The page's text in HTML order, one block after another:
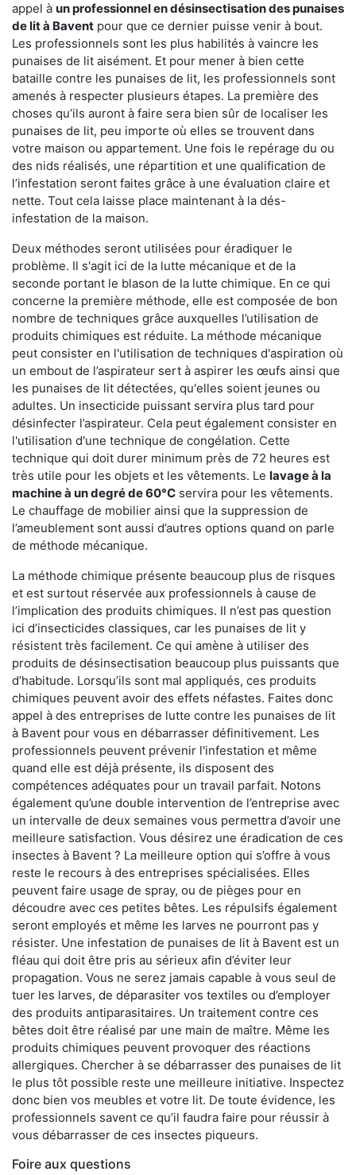
appel à un professionnel en désinsectisation des punaises
de lit à Bavent pour que ce dernier puisse venir à bout.
Les professionnels sont les plus habilités à vaincre les
punaises de lit aisément. Et pour mener à bien cette
bataille contre les punaises de lit, les professionnels sont
amenés à respecter plusieurs étapes. La première des
choses qu’ils auront à faire sera bien sûr de localiser les
punaises de lit, peu importe où elles se trouvent dans
votre maison ou appartement. Une fois le repérage du ou
des nids réalisés, une répartition et une qualification de
l’infestation seront faites grâce à une évaluation claire et
nette. Tout cela laisse place maintenant à la dés-
infestation de la maison.
Deux méthodes seront utilisées pour éradiquer le
problème. Il s'agit ici de la lutte mécanique et de la
seconde portant le blason de la lutte chimique. En ce qui
concerne la première méthode, elle est composée de bon
nombre de techniques grâce auxquelles l’utilisation de
produits chimiques est réduite. La méthode mécanique
peut consister en l'utilisation de techniques d'aspiration où
un embout de l’aspirateur sert à aspirer les œufs ainsi que
les punaises de lit détectées, qu'elles soient jeunes ou
adultes. Un insecticide puissant servira plus tard pour
désinfecter l’aspirateur. Cela peut également consister en
l'utilisation d'une technique de congélation. Cette
technique qui doit durer minimum près de 72 heures est
très utile pour les objets et les vêtements. Le lavage à la
machine à un degré de 60°C servira pour les vêtements.
Le chauffage de mobilier ainsi que la suppression de
l’ameublement sont aussi d’autres options quand on parle
de méthode mécanique.
La méthode chimique présente beaucoup plus de risques
et est surtout réservée aux professionnels à cause de
l’implication des produits chimiques. Il n’est pas question
ici d’insecticides classiques, car les punaises de lit y
résistent très facilement. Ce qui amène à utiliser des
produits de désinsectisation beaucoup plus puissants que
d’habitude. Lorsqu’ils sont mal appliqués, ces produits
chimiques peuvent avoir des effets néfastes. Faites donc
appel à des entreprises de lutte contre les punaises de lit
à Bavent pour vous en débarrasser définitivement. Les
professionnels peuvent prévenir l'infestation et même
quand elle est déjà présente, ils disposent des
compétences adéquates pour un travail parfait. Notons
également qu’une double intervention de l’entreprise avec
un intervalle de deux semaines vous permettra d’avoir une
meilleure satisfaction. Vous désirez une éradication de ces
insectes à Bavent ? La meilleure option qui s’offre à vous
reste le recours à des entreprises spécialisées. Elles
peuvent faire usage de spray, ou de pièges pour en
découdre avec ces petites bêtes. Les répulsifs également
seront employés et même les larves ne pourront pas y
résister. Une infestation de punaises de lit à Bavent est un
fléau qui doit être pris au sérieux afin d’éviter leur
propagation. Vous ne serez jamais capable à vous seul de
tuer les larves, de déparasiter vos textiles ou d’employer
des produits antiparasitaires. Un traitement contre ces
bêtes doit être réalisé par une main de maître. Même les
produits chimiques peuvent provoquer des réactions
allergiques. Chercher à se débarrasser des punaises de lit
le plus tôt possible reste une meilleure initiative. Inspectez
donc bien vos meubles et votre lit. De toute évidence, les
professionnels savent ce qu’il faudra faire pour réussir à
vous débarrasser de ces insectes piqueurs.
Foire aux questions